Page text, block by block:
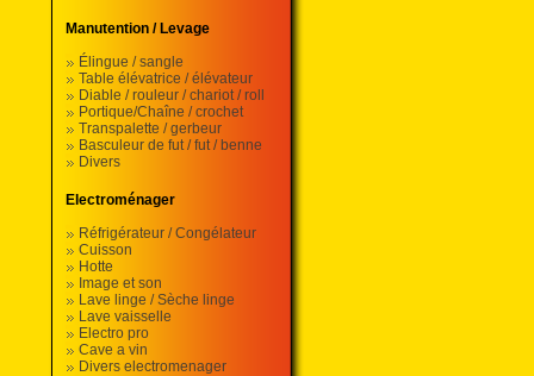
Manutention / Levage
Élingue / sangle
Table élévatrice / élévateur
Diable / rouleur / chariot / roll
Portique/Chaîne / crochet
Transpalette / gerbeur
Basculeur de fut / fut / benne
Divers
Electroménager
Réfrigérateur / Congélateur
Cuisson
Hotte
Image et son
Lave linge / Sèche linge
Lave vaisselle
Electro pro
Cave a vin
Divers electromenager